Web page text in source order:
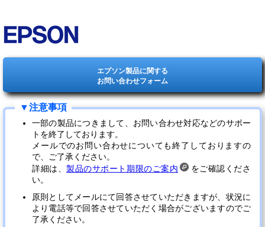
エプソン製品に関する
お問い合わせフォーム
一部の製品につきまして、お問い合わせ対応などのサポー
トを終了しております。
メールでのお問い合わせについても終了しておりますの
で、ご了承ください。
詳細は、製品のサポート期限のご案内
をご確認くださ
い。
原則としてメールにて回答させていただきますが、状況に
より電話等で回答させていただく場合がございますのでご
了承ください。